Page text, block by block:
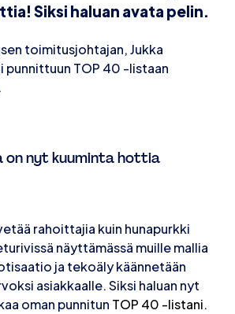
Siksi haluan avata pelin.
toimitusjohtajan, Jukka
punnittuun TOP 40 -listaan
on nyt kuuminta hottia
rahoittajia kuin hunapurkki
näyttämässä muille mallia
ja tekoäly käännetään
asiakkaalle. Siksi haluan nyt
oman punnitun TOP 40 -listani.